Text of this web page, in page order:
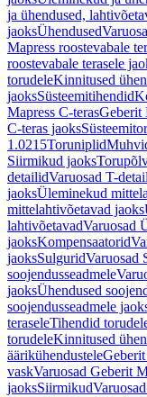
ja ühendused,
jaoksÜhendused
Mapress roostevabale
roostevabale terasele
torudeleKinnitused
jaoksSüsteemitihendid
Mapress C-terasGeberit
C-teras jaoks
1.0215Toruniplid
Siirmikud jaoks
detailidVaruosad T-
jaoksÜleminekud
mittelahtivõetavad jaoks
lahtivõetavadVaruosad
jaoksKompensaatorid
jaoksSulguridVaruosad
soojendusseadmele
jaoksÜhendused
soojendusseadmele
teraseleTihendid
torudeleKinnitused
äärikühendustele
vaskVaruosad Geberit
jaoksSiirmikud